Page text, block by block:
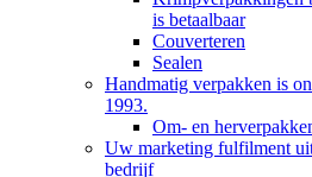
is betaalbaar
Couverteren
Sealen
Handmatig verpakken is
1993.
Om- en
Uw marketing fulfilment
bedrijf